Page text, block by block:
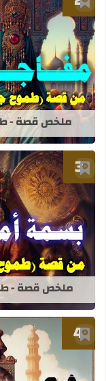
أضف إلى العلامات
ملخص قصة -
أضف إلى العلامات
ملخص قصة -
أضف إلى العلامات